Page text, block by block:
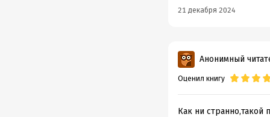
21 декабря 2024
Анонимный
Оценил книгу
Как ни странно,такой